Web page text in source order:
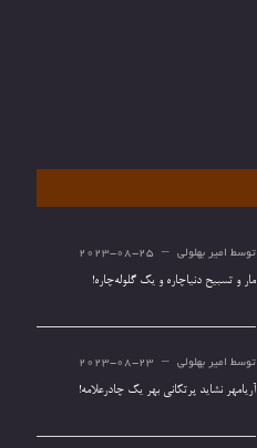
توسط امیر بهلولی 2023-08-25
مار و تسبیح دنیاچاره و یک گلوله‌چاره!
توسط امیر بهلولی 2023-08-23
آریامهر نشاید پرتکانی بهر یک چادرعلامه!